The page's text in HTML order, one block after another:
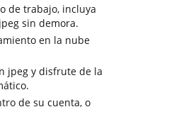
de trabajo, incluya
sin demora.
en la nube
jpeg y disfrute de la
de su cuenta, o